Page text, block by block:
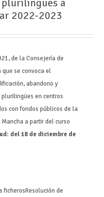
a
2022-2023
de la Consejería de
que se convoca el
abandono y
en centros
con fondos públicos de la
a partir del curso
del 18 de diciembre de
Resolución de